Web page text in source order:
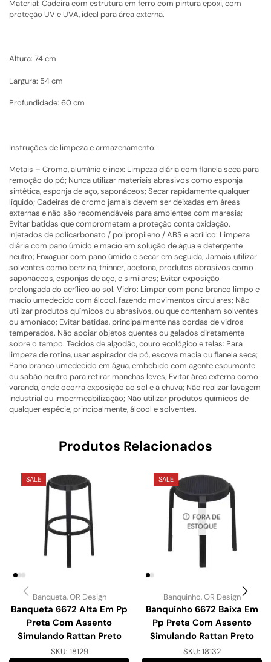
Material: Cadeira com estrutura em ferro com pintura epoxi, com
proteção UV e UVA, ideal para área externa.
Altura: 74 cm
Largura: 54 cm
Profundidade: 60 cm
Instruções de limpeza e armazenamento:
Metais – Cromo, alumínio e inox: Limpeza diária com flanela seca para
remoção do pó; Nunca utilizar materiais abrasivos como esponja
sintética, esponja de aço, saponáceos; Secar rapidamente qualquer
líquido; Cadeiras de cromo jamais devem ser deixadas em áreas
externas e não são recomendáveis para ambientes com maresia;
Evitar batidas que comprometam a proteção conta oxidação.
Injetados de policarbonato / polipropileno / ABS e acrílico: Limpeza
diária com pano úmido e macio em solução de água e detergente
neutro; Enxaguar com pano úmido e secar em seguida; Jamais utilizar
solventes como benzina, thinner, acetona, produtos abrasivos como
saponáceos, esponjas de aço, e similares; Evitar exposição
prolongada do acrílico ao sol. Vidro: Limpar com pano branco limpo e
macio umedecido com álcool, fazendo movimentos circulares; Não
utilizar produtos químicos ou abrasivos, ou que contenham solventes
ou amoníaco; Evitar batidas, principalmente nas bordas de vidros
temperados. Não apoiar objetos quentes ou gelados diretamente
sobre o tampo. Tecidos de algodão, couro ecológico e telas: Para
limpeza de rotina, usar aspirador de pó, escova macia ou flanela seca;
Pano branco umedecido em água, embebido com agente espumante
ou sabão neutro para retirar manchas leves; Evitar área externa como
varanda, onde ocorra exposição ao sol e à chuva; Não realizar lavagem
industrial ou impermeabilização; Não utilizar produtos químicos de
qualquer espécie, principalmente, álcool e solventes.
Produtos Relacionados
SALE
Banqueta,OR Design
Banqueta 6672 Alta Em Pp
Preta Com Assento
Simulando Rattan Preto
SKU: 18129
SALE
FORA DE
ESTOQUE
Banquinho,OR Design
Banquinho 6672 Baixa Em
Pp Preta Com Assento
Simulando Rattan Preto
SKU: 18132